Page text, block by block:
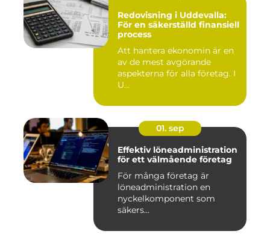
Redovisning i Uddevalla:
För en säkerställd finansiell
process
Att hantera ekonomin är en
av de mest avgörande
aspekterna för alla företag. I
U...
01. sep
Effektiv löneadministration
för ett välmående företag
För många företag är
löneadministration en
nyckelkomponent som
säkers...